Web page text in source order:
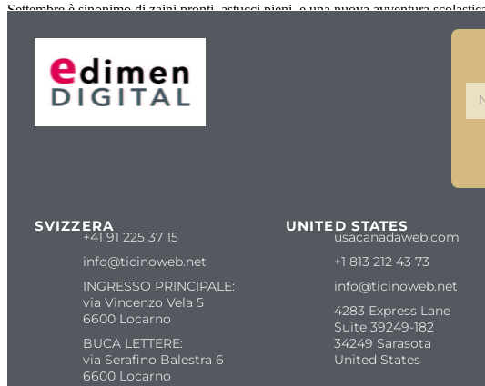
Settembre è sinonimo di zaini pronti, astucci pieni, e una nuova avventura
SVIZZERA
+41 91 225 37 15
info@ticinoweb.net
INGRESSO PRINCIPALE:
via Vincenzo Vela 5
6600 Locarno
BUCA LETTERE:
via Serafino Balestra 6
6600 Locarno
UNITED STATES
usacanadaweb.com
+1 813 212 43 73
info@ticinoweb.net
4283 Express Lane
Suite 39249-182
34249 Sarasota
United States